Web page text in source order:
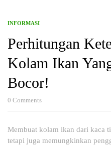
INFORMASI
Perhitungan
Kolam Ikan
Bocor!
0 Comments
Membuat kolam ikan dari kaca
tetapi juga memungkinkan